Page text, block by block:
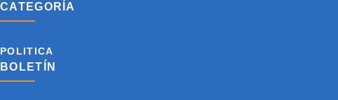
CATEGORÍA
POLITICA
BOLETÍN